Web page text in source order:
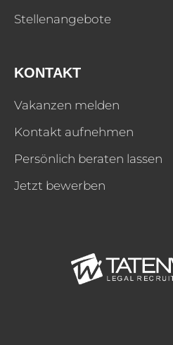
Stellenangebote
KONTAKT
Vakanzen melden
Kontakt aufnehmen
Persönlich beraten lassen
Jetzt bewerben